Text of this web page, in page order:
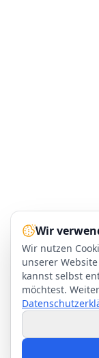
Wir
Wir nutzen
unserer
kannst selbst
möchtest.